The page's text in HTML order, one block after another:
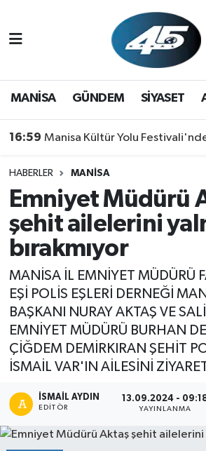
MANİSA GÜNDEM SİYASET
16:59 Manisa Kültür Yolu Festivali'nde Gastronomi Rüzgarı:
HABERLER MANİSA
Emniyet Müdürü
şehit ailelerini
bırakmıyor
MANİSA İL EMNİYET MÜDÜRÜ
EŞİ POLİS EŞLERİ DERNEĞİ
BAŞKANI NURAY AKTAŞ VE
EMNİYET MÜDÜRÜ BURHAN
ÇİĞDEM DEMİRKIRAN ŞEHİT
İSMAİL VAR'IN AİLESİNİ
İSMAIL AYDIN
EDITÖR
13.09.2024 -
YAYINLANMA
GÜNDEM
SPOR
YAŞAM
RESMİ REKLAM
Hava Durumu
Trafik Durumu
Son Dakika Haberleri
Haber Arşivi